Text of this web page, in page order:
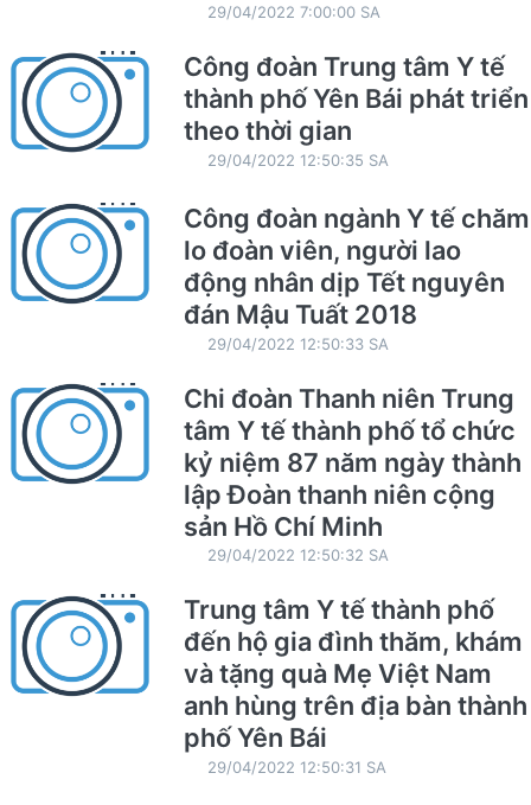
29/04/2022 7:00:00 SA
Công đoàn Trung tâm Y tế
thành phố Yên Bái phát triển
theo thời gian
29/04/2022 12:50:35 SA
Công đoàn ngành Y tế chăm
lo đoàn viên, người lao
động nhân dịp Tết nguyên
đán Mậu Tuất 2018
29/04/2022 12:50:33 SA
Chi đoàn Thanh niên Trung
tâm Y tế thành phố tổ chức
kỷ niệm 87 năm ngày thành
lập Đoàn thanh niên cộng
sản Hồ Chí Minh
29/04/2022 12:50:32 SA
Trung tâm Y tế thành phố
đến hộ gia đình thăm, khám
và tặng quà Mẹ Việt Nam
anh hùng trên địa bàn thành
phố Yên Bái
29/04/2022 12:50:31 SA